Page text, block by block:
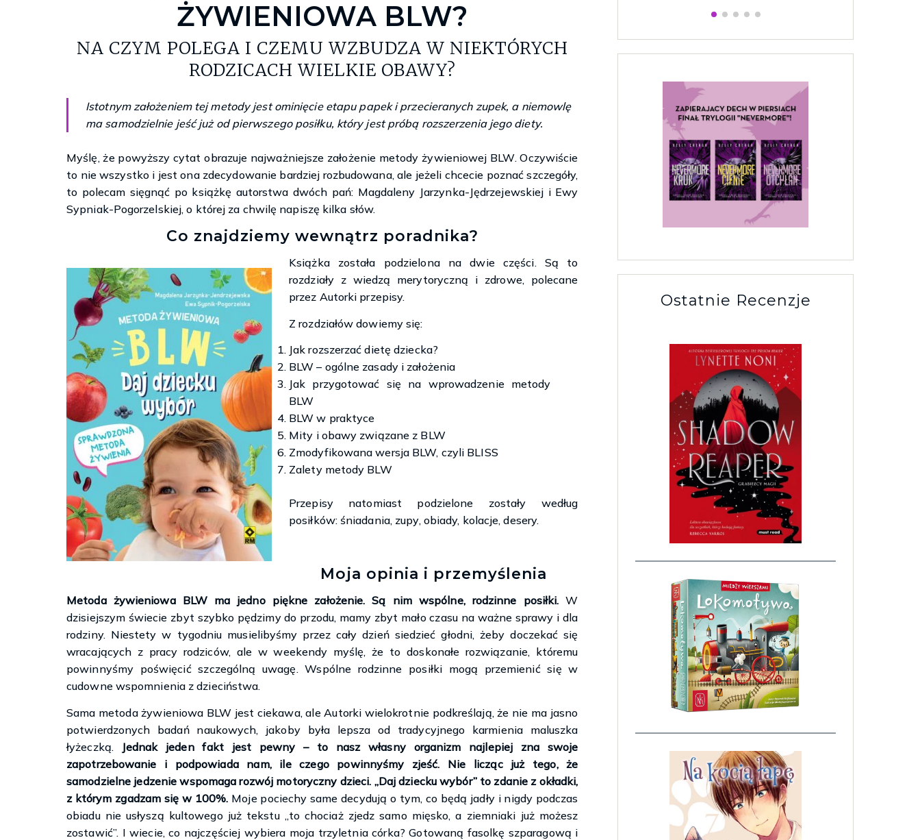
ŻYWIENIOWA BLW?
NA CZYM POLEGA I CZEMU WZBUDZA W NIEKTÓRYCH
RODZICACH WIELKIE OBAWY?
Istotnym założeniem tej metody jest ominięcie etapu papek i przecieranych zupek, a niemowlę
ma samodzielnie jeść już od pierwszego posiłku, który jest próbą rozszerzenia jego diety.
Myślę, że powyższy cytat obrazuje najważniejsze założenie metody żywieniowej BLW. Oczywiście
to nie wszystko i jest ona zdecydowanie bardziej rozbudowana, ale jeżeli chcecie poznać szczegóły,
to polecam sięgnąć po książkę autorstwa dwóch pań: Magdaleny Jarzynka-Jędrzejewskiej i Ewy
Sypniak-Pogorzelskiej, o której za chwilę napiszę kilka słów.
Co znajdziemy wewnątrz poradnika?
Książka została podzielona na dwie części. Są to
rozdziały z wiedzą merytoryczną i zdrowe, polecane
przez Autorki przepisy.
Z rozdziałów dowiemy się:
Jak rozszerzać dietę dziecka?
BLW – ogólne zasady i założenia
Jak przygotować się na wprowadzenie metody
BLW
BLW w praktyce
Mity i obawy związane z BLW
Zmodyfikowana wersja BLW, czyli BLISS
Zalety metody BLW
Przepisy natomiast podzielone zostały według
posiłków: śniadania, zupy, obiady, kolacje, desery.
Moja opinia i przemyślenia
Metoda żywieniowa BLW ma jedno piękne założenie. Są nim wspólne, rodzinne posiłki. W
dzisiejszym świecie zbyt szybko pędzimy do przodu, mamy zbyt mało czasu na ważne sprawy i dla
rodziny. Niestety w tygodniu musielibyśmy przez cały dzień siedzieć głodni, żeby doczekać się
wracających z pracy rodziców, ale w weekendy myślę, że to doskonałe rozwiązanie, któremu
powinnyśmy poświęcić szczególną uwagę. Wspólne rodzinne posiłki mogą przemienić się w
cudowne wspomnienia z dzieciństwa.
Sama metoda żywieniowa BLW jest ciekawa, ale Autorki wielokrotnie podkreślają, że nie ma jasno
potwierdzonych badań naukowych, jakoby była lepsza od tradycyjnego karmienia maluszka
łyżeczką.
Jednak jeden fakt jest pewny – to nasz własny organizm najlepiej zna swoje
zapotrzebowanie i podpowiada nam, ile czego powinnyśmy zjeść. Nie licząc już tego, że
samodzielne jedzenie wspomaga rozwój motoryczny dzieci. „Daj dziecku wybór” to zdanie z okładki,
z którym zgadzam się w 100%. Moje pociechy same decydują o tym, co będą jadły i nigdy podczas
obiadu nie usłyszą kultowego już tekstu „to chociaż zjedz samo mięsko, a ziemniaki już możesz
zostawić”. I wiecie, co najczęściej wybiera moja trzyletnia córka? Gotowaną fasolkę szparagową i
Ostatnie Recenzje